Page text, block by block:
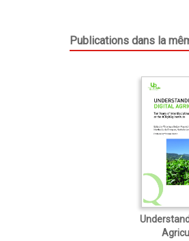
Publications dans la